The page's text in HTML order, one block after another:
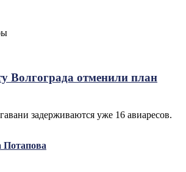
Волгограда отменили план
задерживаются уже 16 авиаресов.
Потапова